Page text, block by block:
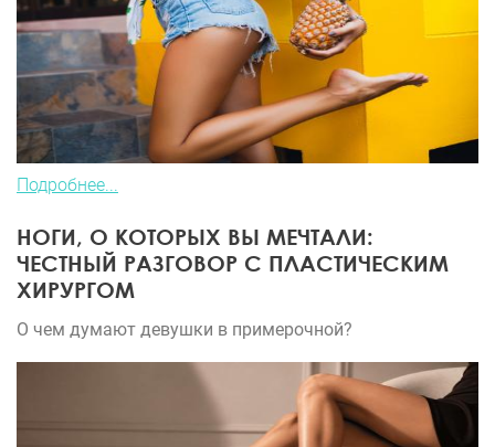
Подробнее...
НОГИ, О КОТОРЫХ ВЫ МЕЧТАЛИ:
ЧЕСТНЫЙ РАЗГОВОР С ПЛАСТИЧЕСКИМ
ХИРУРГОМ
О чем думают девушки в примерочной?